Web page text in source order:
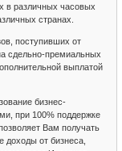
в различных часовых
странах.
поступивших от
сдельно-премиальных
выплатой
бизнес-
при 100% поддержке
Вам получать
доходы от бизнеса,